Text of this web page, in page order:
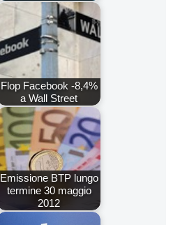
Flop Facebook -8,4%
a Wall Street
Emissione BTP lungo
termine 30 maggio
2012